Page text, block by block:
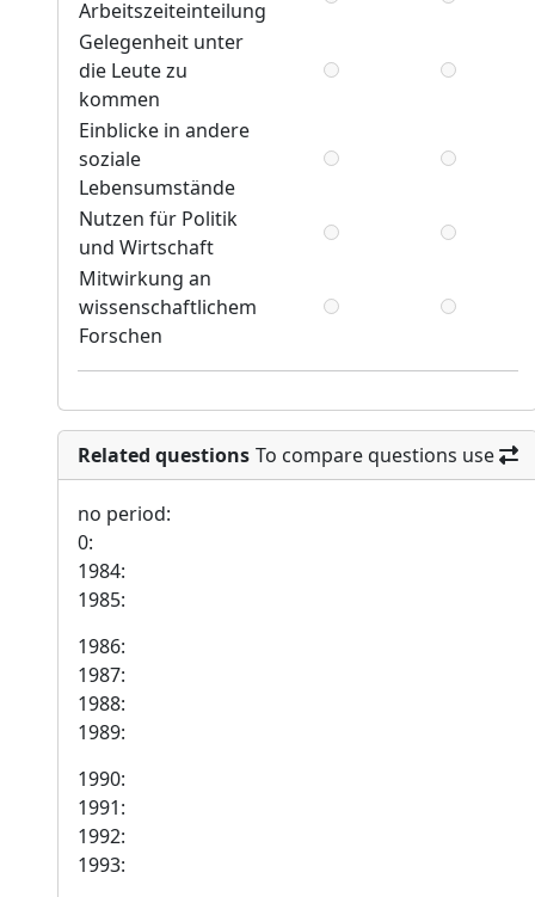
Arbeitszeiteinteilung
Gelegenheit unter
die Leute zu
kommen
Einblicke in andere
soziale
Lebensumstände
Nutzen für Politik
und Wirtschaft
Mitwirkung an
wissenschaftlichem
Forschen
Related questions To compare questions use
no period:
0:
1984:
1985:
1986:
1987:
1988:
1989:
1990:
1991:
1992:
1993: